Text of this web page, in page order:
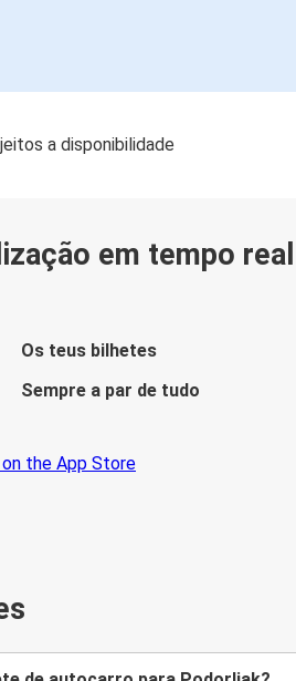
a disponibilidade
em tempo real
Os teus bilhetes
Sempre a par de tudo